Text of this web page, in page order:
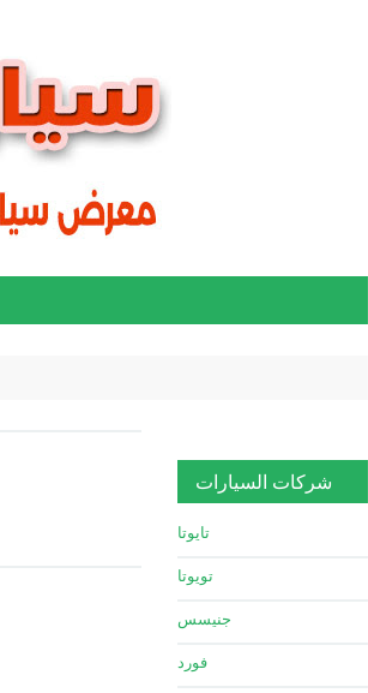
شركات السيارات
تايوتا
تويوتا
جنيسس
فورد